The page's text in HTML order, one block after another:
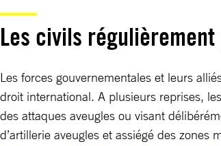
Les civils
Les forces gouvernementales et leurs
droit international. A plusieurs reprises,
des attaques aveugles ou visant
d’artillerie aveugles et assiégé des zones